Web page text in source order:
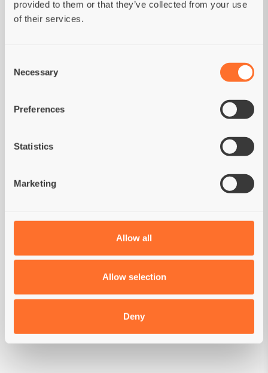
provided to them or that they’ve collected from your use
of their services.
Selection
Necessary
Preferences
Statistics
Marketing
Allow all
Allow selection
Deny
Bouillon naturel (24%), Pomme de terre (1%).
ANALYSE
Constituants analytiques:
Protéines 16%;
Humidité 82,7%.
730
kcal/kg.
GUIDE ALIMENTAIRE
Poids du chat (kg.)
4